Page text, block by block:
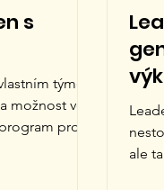
s
týmem
možnost vést
pro
ale